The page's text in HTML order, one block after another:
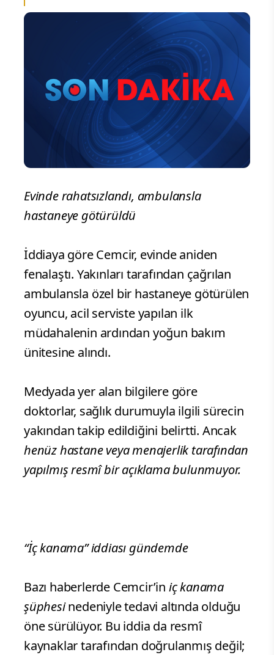
Evinde rahatsızlandı, ambulansla
hastaneye götürüldü
İddiaya göre Cemcir, evinde aniden
fenalaştı. Yakınları tarafından çağrılan
ambulansla özel bir hastaneye götürülen
oyuncu, acil serviste yapılan ilk
müdahalenin ardından yoğun bakım
ünitesine alındı.
Medyada yer alan bilgilere göre
doktorlar, sağlık durumuyla ilgili sürecin
yakından takip edildiğini belirtti. Ancak
henüz hastane veya menajerlik tarafından
yapılmış resmî bir açıklama bulunmuyor.
“İç kanama” iddiası gündemde
Bazı haberlerde Cemcir’in iç kanama
şüphesinedeniyle tedavi altında olduğu
öne sürülüyor. Bu iddia da resmî
kaynaklar tarafından doğrulanmış değil;